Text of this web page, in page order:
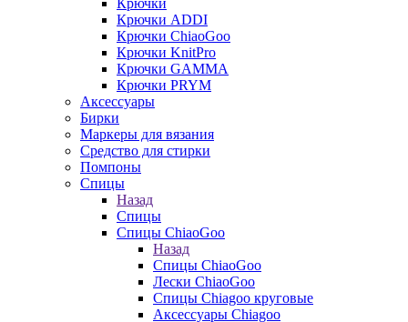
Крючки ADDI
Крючки ChiaoGoo
Крючки KnitPro
Крючки GAMMA
Крючки PRYM
Аксессуары
Бирки
Маркеры для вязания
Средство для стирки
Помпоны
Спицы
Назад
Спицы
Спицы ChiaoGoo
Назад
Спицы ChiaoGoo
Лески ChiaoGoo
Cпицы Сhiagoo круговые
Аксессуары Chiagoo